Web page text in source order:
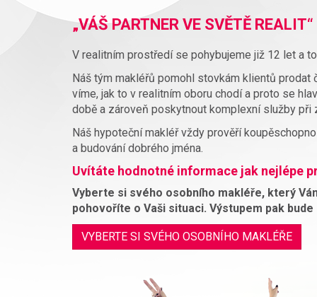
„VÁŠ PARTNER VE SVĚTĚ REALIT“
V realitním prostředí se pohybujeme již 12 let a
Náš tým makléřů pomohl stovkám klientů
víme, jak to v realitním oboru chodí a proto se
době a zároveň poskytnout komplexní služby
Náš hypoteční makléř vždy prověří
a budování dobrého jména.
Uvítáte hodnotné informace jak nejlépe
Vyberte si svého osobního makléře, který
pohovoříte o Vaši situaci. Výstupem pak
VYBERTE SI SVÉHO OSOBNÍHO MAKLÉŘE